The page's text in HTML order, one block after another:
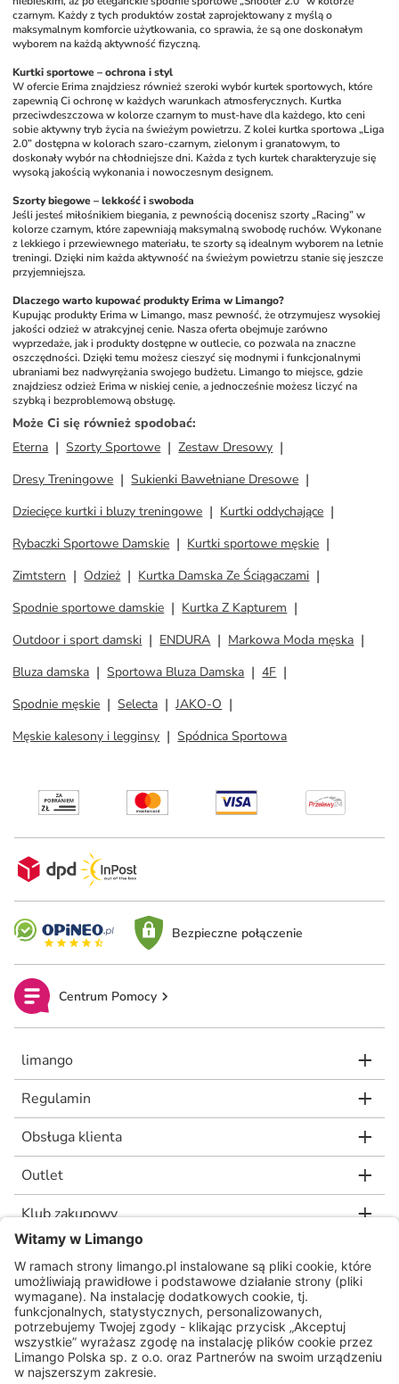
czarnym. Każdy z tych produktów został zaprojektowany z myślą o
maksymalnym komforcie użytkowania, co sprawia, że są one doskonałym
wyborem na każdą aktywność fizyczną.
Kurtki sportowe – ochrona i styl
W ofercie Erima znajdziesz również szeroki wybór kurtek sportowych, które
zapewnią Ci ochronę w każdych warunkach atmosferycznych. Kurtka
przeciwdeszczowa w kolorze czarnym to must-have dla każdego, kto ceni
sobie aktywny tryb życia na świeżym powietrzu. Z kolei kurtka sportowa „Liga
2.0” dostępna w kolorach szaro-czarnym, zielonym i granatowym, to
doskonały wybór na chłodniejsze dni. Każda z tych kurtek charakteryzuje się
wysoką jakością wykonania i nowoczesnym designem.
Szorty biegowe – lekkość i swoboda
Jeśli jesteś miłośnikiem biegania, z pewnością docenisz szorty „Racing” w
kolorze czarnym, które zapewniają maksymalną swobodę ruchów. Wykonane
z lekkiego i przewiewnego materiału, te szorty są idealnym wyborem na letnie
treningi. Dzięki nim każda aktywność na świeżym powietrzu stanie się jeszcze
przyjemniejsza.
Dlaczego warto kupować produkty Erima w Limango?
Kupując produkty Erima w Limango, masz pewność, że otrzymujesz wysokiej
jakości odzież w atrakcyjnej cenie. Nasza oferta obejmuje zarówno
wyprzedaże, jak i produkty dostępne w outlecie, co pozwala na znaczne
oszczędności. Dzięki temu możesz cieszyć się modnymi i funkcjonalnymi
ubraniami bez nadwyrężania swojego budżetu. Limango to miejsce, gdzie
znajdziesz odzież Erima w niskiej cenie, a jednocześnie możesz liczyć na
szybką i bezproblemową obsługę.
Może Ci się również spodobać:
Eterna
Szorty Sportowe
Zestaw Dresowy
Dresy Treningowe
Sukienki Bawełniane Dresowe
Dziecięce kurtki i bluzy treningowe
Kurtki oddychające
Rybaczki Sportowe Damskie
Kurtki sportowe męskie
Zimtstern
Odzież
Kurtka Damska Ze Ściągaczami
Spodnie sportowe damskie
Kurtka Z Kapturem
Outdoor i sport damski
ENDURA
Markowa Moda męska
Bluza damska
Sportowa Bluza Damska
4F
Spodnie męskie
Selecta
JAKO-O
Męskie kalesony i legginsy
Spódnica Sportowa
Bezpieczne połączenie
Centrum Pomocy
limango
Regulamin
Obsługa klienta
Outlet
Klub zakupowy